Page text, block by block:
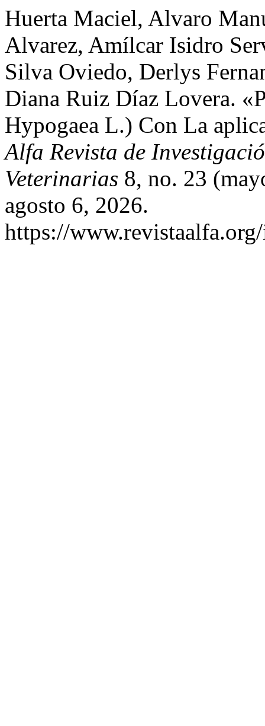
Huerta Maciel, Alvaro
Alvarez, Amílcar Isidro
Silva Oviedo, Derlys
Diana Ruiz Díaz Lovera.
Hypogaea L.) Con La
Alfa Revista de
Veterinarias 8, no. 23
agosto 6, 2026.
https://